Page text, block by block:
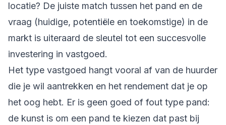
locatie? De juiste match tussen het pand en de
vraag (huidige, potentiële en toekomstige) in de
markt is uiteraard de sleutel tot een succesvolle
investering in vastgoed.
Het type vastgoed hangt vooral af van de huurder
die je wil aantrekken en het rendement dat je op
het oog hebt. Er is geen goed of fout type pand:
de kunst is om een pand te kiezen dat past bij